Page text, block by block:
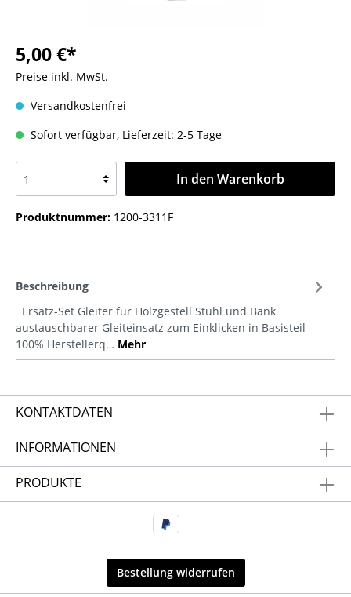
5,00 €*
Preise inkl. MwSt.
Versandkostenfrei
Sofort verfügbar, Lieferzeit: 2-5 Tage
In den Warenkorb
Produktnummer: 1200-3311F
Beschreibung
Ersatz-Set Gleiter für Holzgestell Stuhl und Bank
austauschbarer Gleiteinsatz zum Einklicken in Basisteil
100% Herstellerq… Mehr
KONTAKTDATEN
INFORMATIONEN
PRODUKTE
Bestellung widerrufen